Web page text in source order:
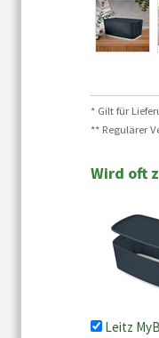
* Gilt für
** Regulärer
Wird oft
Leitz